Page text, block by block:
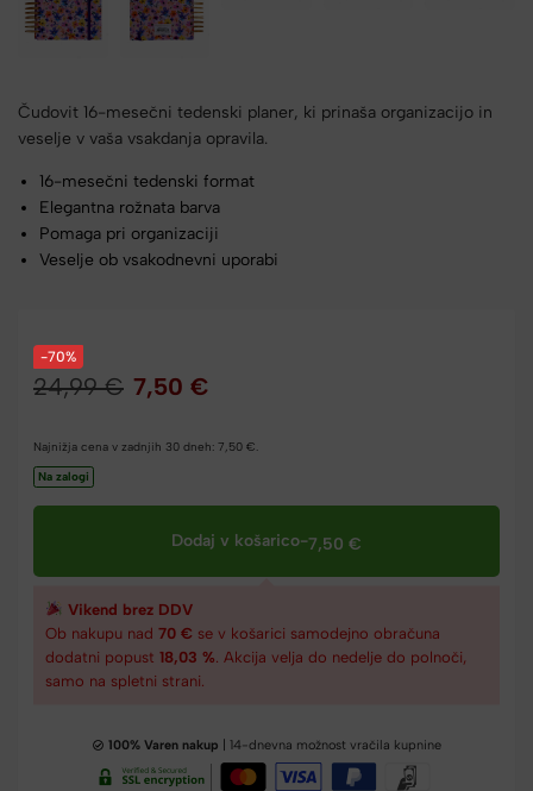
Čudovit 16-mesečni tedenski planer, ki prinaša organizacijo in
veselje v vaša vsakdanja opravila.
16-mesečni tedenski format
Elegantna rožnata barva
Pomaga pri organizaciji
Veselje ob vsakodnevni uporabi
-70%
24,99€ 7,50 €
Najnižja cena v zadnjih 30 dneh: 7,50 €
Na zalogi
Dodaj v košarico-7,50 €
Vikend brez DDV
Ob nakupu nad 70 € se v košarici samodejno obračuna
dodatni popust 18,03 % . Akcija velja do nedelje do polnoči,
samo na spletni strani.
100% Varen nakup | 14-dnevna možnost vračila kupnine